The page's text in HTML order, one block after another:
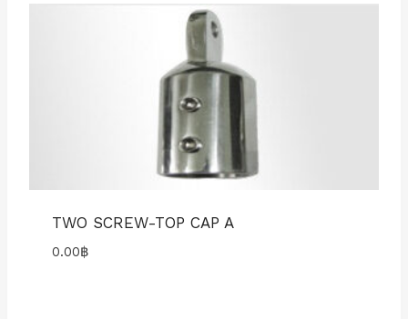
TWO SCREW-TOP CAP A
0.00฿